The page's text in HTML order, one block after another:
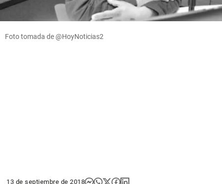
Foto tomada de @HoyNoticias2
13 de septiembre de 2018